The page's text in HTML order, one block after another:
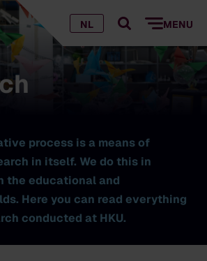
NL MENU
process is a means of
in itself. We do this in
the educational and
Here you can read everything
conducted at HKU.